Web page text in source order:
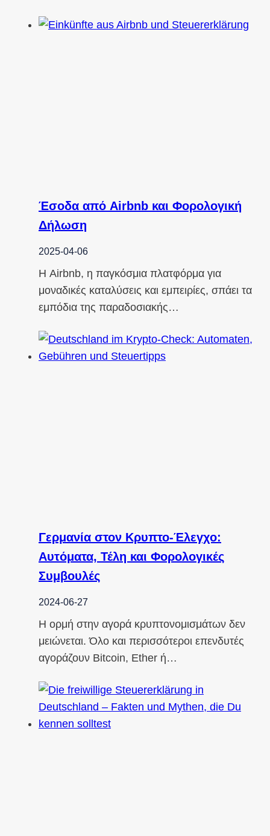
Έσοδα από Airbnb και Φορολογική
Δήλωση
2025-04-06
Η Airbnb, η παγκόσμια πλατφόρμα για
μοναδικές καταλύσεις και εμπειρίες, σπάει τα
εμπόδια της παραδοσιακής…
Γερμανία στον Κρυπτο-Έλεγχο:
Αυτόματα, Τέλη και Φορολογικές
Συμβουλές
2024-06-27
Η ορμή στην αγορά κρυπτονομισμάτων δεν
μειώνεται. Όλο και περισσότεροι επενδυτές
αγοράζουν Bitcoin, Ether ή…